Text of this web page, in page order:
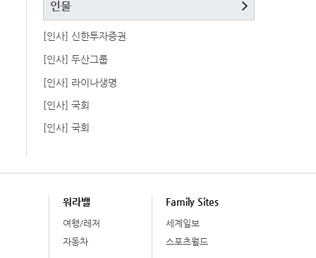
인물
[인사] 신한투자증권
[인사] 두산그룹
[인사] 라이나생명
[인사] 국회
[인사] 국회
워라밸
여행/레저
자동차
Family Sites
세계일보
스포츠월드